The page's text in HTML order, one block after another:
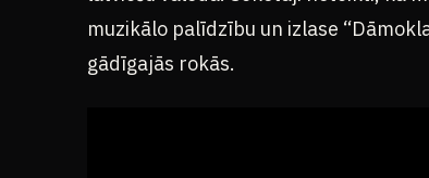
muzikālo palīdzību un izlase
gādīgajās rokās.